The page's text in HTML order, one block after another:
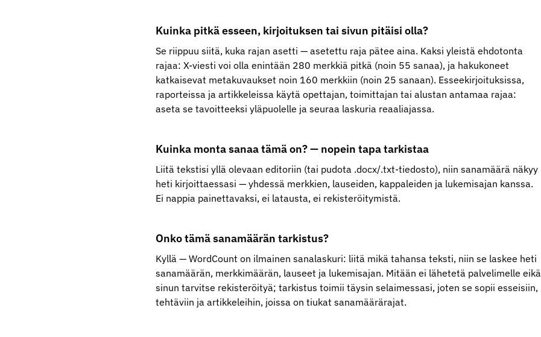
Kuinka pitkä esseen, kirjoituksen tai sivun pitäisi olla?
Se riippuu siitä, kuka rajan asetti — asetettu raja pätee aina. Kaksi yleistä ehdotonta
rajaa: X-viesti voi olla enintään 280 merkkiä pitkä (noin 55 sanaa), ja hakukoneet
katkaisevat metakuvaukset noin 160 merkkiin (noin 25 sanaan). Esseekirjoituksissa,
raporteissa ja artikkeleissa käytä opettajan, toimittajan tai alustan antamaa rajaa:
aseta se tavoitteeksi yläpuolelle ja seuraa laskuria reaaliajassa.
Kuinka monta sanaa tämä on? — nopein tapa tarkistaa
Liitä tekstisi yllä olevaan editoriin (tai pudota .docx/.txt-tiedosto), niin sanamäärä näkyy
heti kirjoittaessasi — yhdessä merkkien, lauseiden, kappaleiden ja lukemisajan kanssa.
Ei nappia painettavaksi, ei latausta, ei rekisteröitymistä.
Onko tämä sanamäärän tarkistus?
Kyllä — WordCount on ilmainen sanalaskuri: liitä mikä tahansa teksti, niin se laskee heti
sanamäärän, merkkimäärän, lauseet ja lukemisajan. Mitään ei lähetetä palvelimelle eikä
sinun tarvitse rekisteröityä; tarkistus toimii täysin selaimessasi, joten se sopii esseisiin,
tehtäviin ja artikkeleihin, joissa on tiukat sanamäärärajat.